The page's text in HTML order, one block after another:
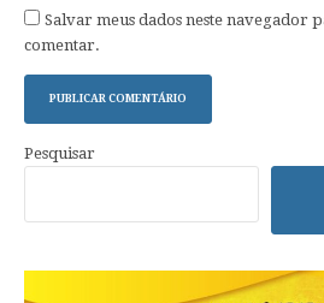
Salvar meus dados neste navegador
comentar.
Pesquisar